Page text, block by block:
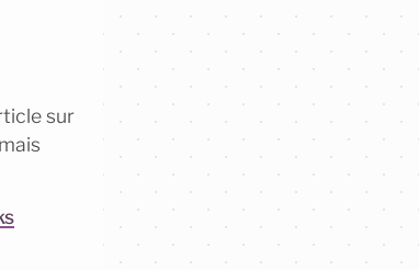
sur